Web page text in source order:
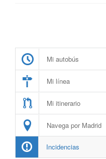
Mi autobús
Mi línea
Mi itinerario
Navega por Madrid
Incidencias